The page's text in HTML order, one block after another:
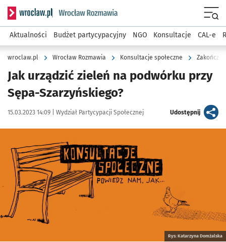
Serwis informacyjny wroclaw.pl podserwis: Rozmawia
Aktualności Budżet partycypacyjny NGO Konsultacje CAL-e
wroclaw.pl Wrocław Rozmawia Konsultacje społeczne
Jak urządzić zieleń na podwórku przy
Sępa-Szarzyńskiego?
Data publikacji:
15.03.2023 14:09 | Autor:
Wydział Partycypacji Społecznej Udostępnijartykuł
Rys: Katarzyna Domżalska